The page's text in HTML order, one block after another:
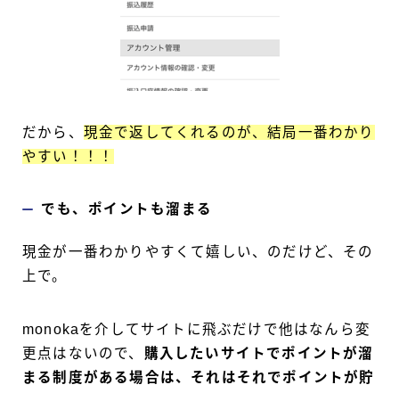
だから、 現金で返してくれるのが、結局一番わかり
やすい！！！
でも、ポイントも溜まる
現金が一番わかりやすくて嬉しい、のだけど、その
上で。
monokaを介してサイトに飛ぶだけで他はなんら変
更点はないので、 購入したいサイトでポイントが溜
まる制度がある場合は、それはそれでポイントが貯